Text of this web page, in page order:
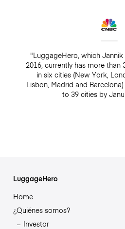
"LuggageHero, which
2016, currently has more than
in six cities (New York,
Lisbon, Madrid and
to 39 cities by
LuggageHero
Home
¿Quiénes somos?
Investor